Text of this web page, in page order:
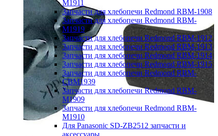
M1911
Запчасти для хлебопечи Redmond RBM-1908
Запчасти для хлебопечи Redmond RBM-
M1919
Запчасти для хлебопечи Redmond RBM-1912
Запчасти для хлебопечи Redmond RBM-1913
Запчасти для хлебопечи Redmond RBM-1914
Запчасти для хлебопечи Redmond RBM-1915
Запчасти для хлебопечи Redmond RBM-
CBM1939
Запчасти для хлебопечи Redmond RBM-
M1909
Запчасти для хлебопечи Redmond RBM-
M1910
Для Panasonic SD-ZB2512 запчасти и
аксессуары